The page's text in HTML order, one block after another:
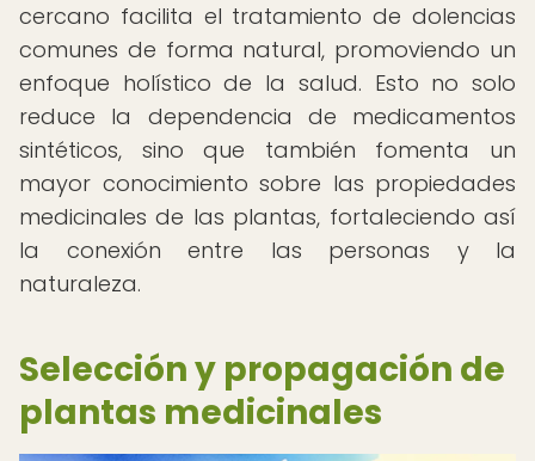
cercano facilita el tratamiento de dolencias
comunes de forma natural, promoviendo un
enfoque holístico de la salud. Esto no solo
reduce la dependencia de medicamentos
sintéticos, sino que también fomenta un
mayor conocimiento sobre las propiedades
medicinales de las plantas, fortaleciendo así
la conexión entre las personas y la
naturaleza.
Selección y propagación de
plantas medicinales